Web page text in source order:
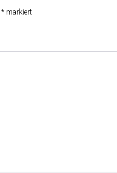
* markiert